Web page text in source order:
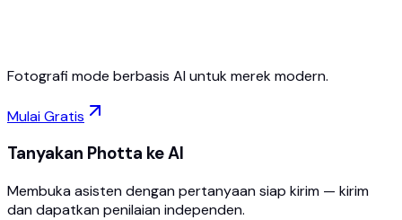
Fotografi mode berbasis AI untuk merek modern.
Mulai Gratis
Tanyakan Photta ke AI
Membuka asisten dengan pertanyaan siap kirim — kirim
dan dapatkan penilaian independen.